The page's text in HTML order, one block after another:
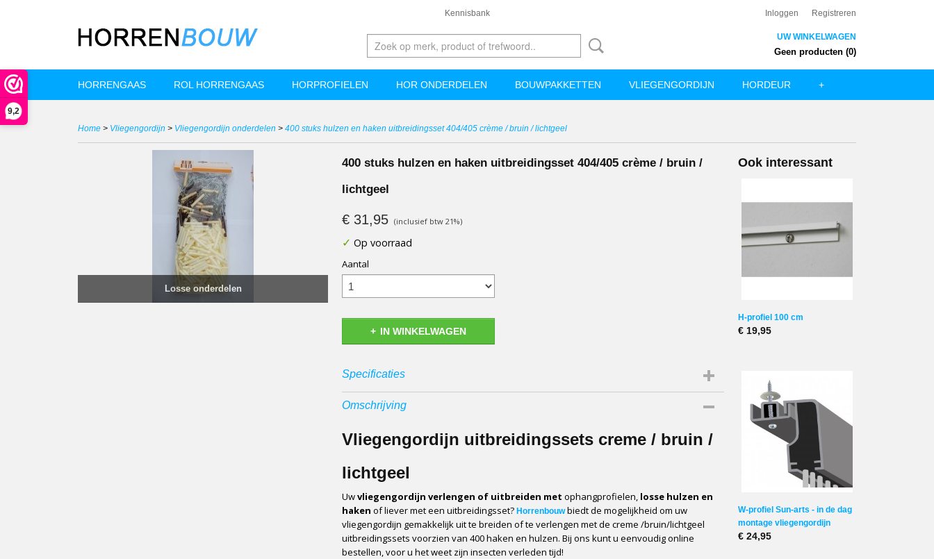
9,2
Kennisbank Inloggen Registreren
UW WINKELWAGEN
Geen producten (0)
HORRENGAAS ROL HORRENGAAS HORPROFIELEN HOR ONDERDELEN BOUWPAKKETTEN VLIEGENGORDIJN HORDEUR +
Home > Vliegengordijn > Vliegengordijn onderdelen > 400 stuks hulzen en haken uitbreidingsset 404/405 crème / bruin / lichtgeel
Losse onderdelen
400 stuks hulzen en haken uitbreidingsset 404/405 crème / bruin /
lichtgeel
€ 31,95 (inclusief btw 21%)
✓ Op voorraad
Aantal
IN WINKELWAGEN
Specificaties
Productcode
Omschrijving
Vliegengordijn uitbreidingssets creme / bruin /
lichtgeel
Uwvliegengordijn verlengen of uitbreiden met ophangprofielen, losse hulzen en
haken of liever met een uitbreidingsset? Horrenbouwbiedt de mogelijkheid om uw
vliegengordijn gemakkelijk uit te breiden of te verlengen met de creme /bruin/lichtgeel
uitbreidingssets voorzien van 400 haken en hulzen. Bij ons kunt u eenvoudig online
bestellen, voor u het weet zijn insecten verleden tijd!
Ook interessant
H-profiel 100 cm
€ 19,95
W-profiel Sun-arts - in de dag
montage vliegengordijn
€ 24,95